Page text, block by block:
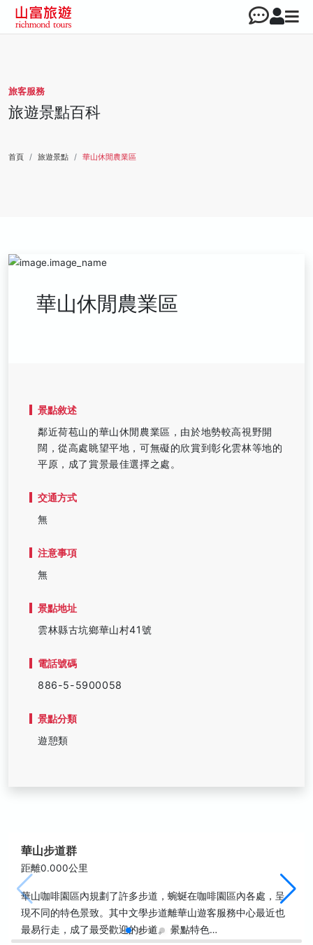
旅客服務
旅遊景點百科
首頁 旅遊景點 華山休閒農業區
華山休閒農業區
景點敘述
鄰近荷苞山的華山休閒農業區，由於地勢較高視野開
闊，從高處眺望平地，可無礙的欣賞到彰化雲林等地的
平原，成了賞景最佳選擇之處。
交通方式
無
注意事項
無
景點地址
雲林縣古坑鄉華山村41號
電話號碼
886-5-5900058
景點分類
遊憩類
華山步道群
距離0.000公里
華山咖啡園區內規劃了許多步道，蜿蜒在咖啡園區內各處，呈
現不同的特色景致。其中文學步道離華山遊客服務中心最近也
最易行走，成了最受歡迎的步道。 景點特色…